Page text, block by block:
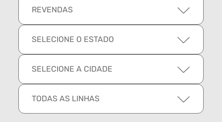
REVENDAS
SELECIONE O ESTADO
SELECIONE A CIDADE
TODAS AS LINHAS